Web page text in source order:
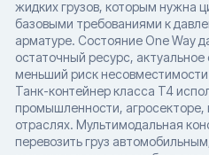
жидких грузов, которым нужна
базовыми требованиями к
арматуре. Состояние One Way
остаточный ресурс, актуальное
меньший риск
Танк-контейнер класса T4
промышленности,
отраслях. Мультимодальная
перевозить груз